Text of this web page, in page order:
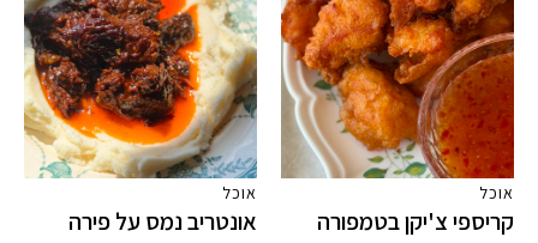
אוכל
קריספי צ'יקן בטמפורה
אוכל
אונטריב נמס על פירה